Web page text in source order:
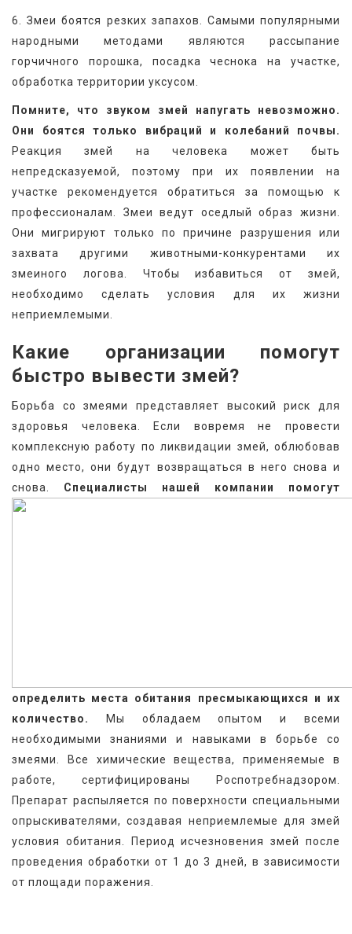
6. Змеи боятся резких запахов. Самыми популярными
народными методами являются рассыпание
горчичного порошка, посадка чеснока на участке,
обработка территории уксусом.
Помните, что звуком змей напугать невозможно.
Они боятся только вибраций и колебаний почвы.
Реакция змей на человека может быть
непредсказуемой, поэтому при их появлении на
участке рекомендуется обратиться за помощью к
профессионалам. Змеи ведут оседлый образ жизни.
Они мигрируют только по причине разрушения или
захвата другими животными-конкурентами их
змеиного логова. Чтобы избавиться от змей,
необходимо сделать условия для их жизни
неприемлемыми.
Какие организации помогут
быстро вывести змей?
Борьба со змеями представляет высокий риск для
здоровья человека. Если вовремя не провести
комплексную работу по ликвидации змей, облюбовав
одно место, они будут возвращаться в него снова и
снова. Специалисты нашей компании помогут
определить места обитания пресмыкающихся и их
количество.
Мы обладаем опытом и всеми
необходимыми знаниями и навыками в борьбе со
змеями. Все химические вещества, применяемые в
работе, сертифицированы Роспотребнадзором.
Препарат распыляется по поверхности специальными
опрыскивателями, создавая неприемлемые для змей
условия обитания. Период исчезновения змей после
проведения обработки от 1 до 3 дней, в зависимости
от площади поражения.